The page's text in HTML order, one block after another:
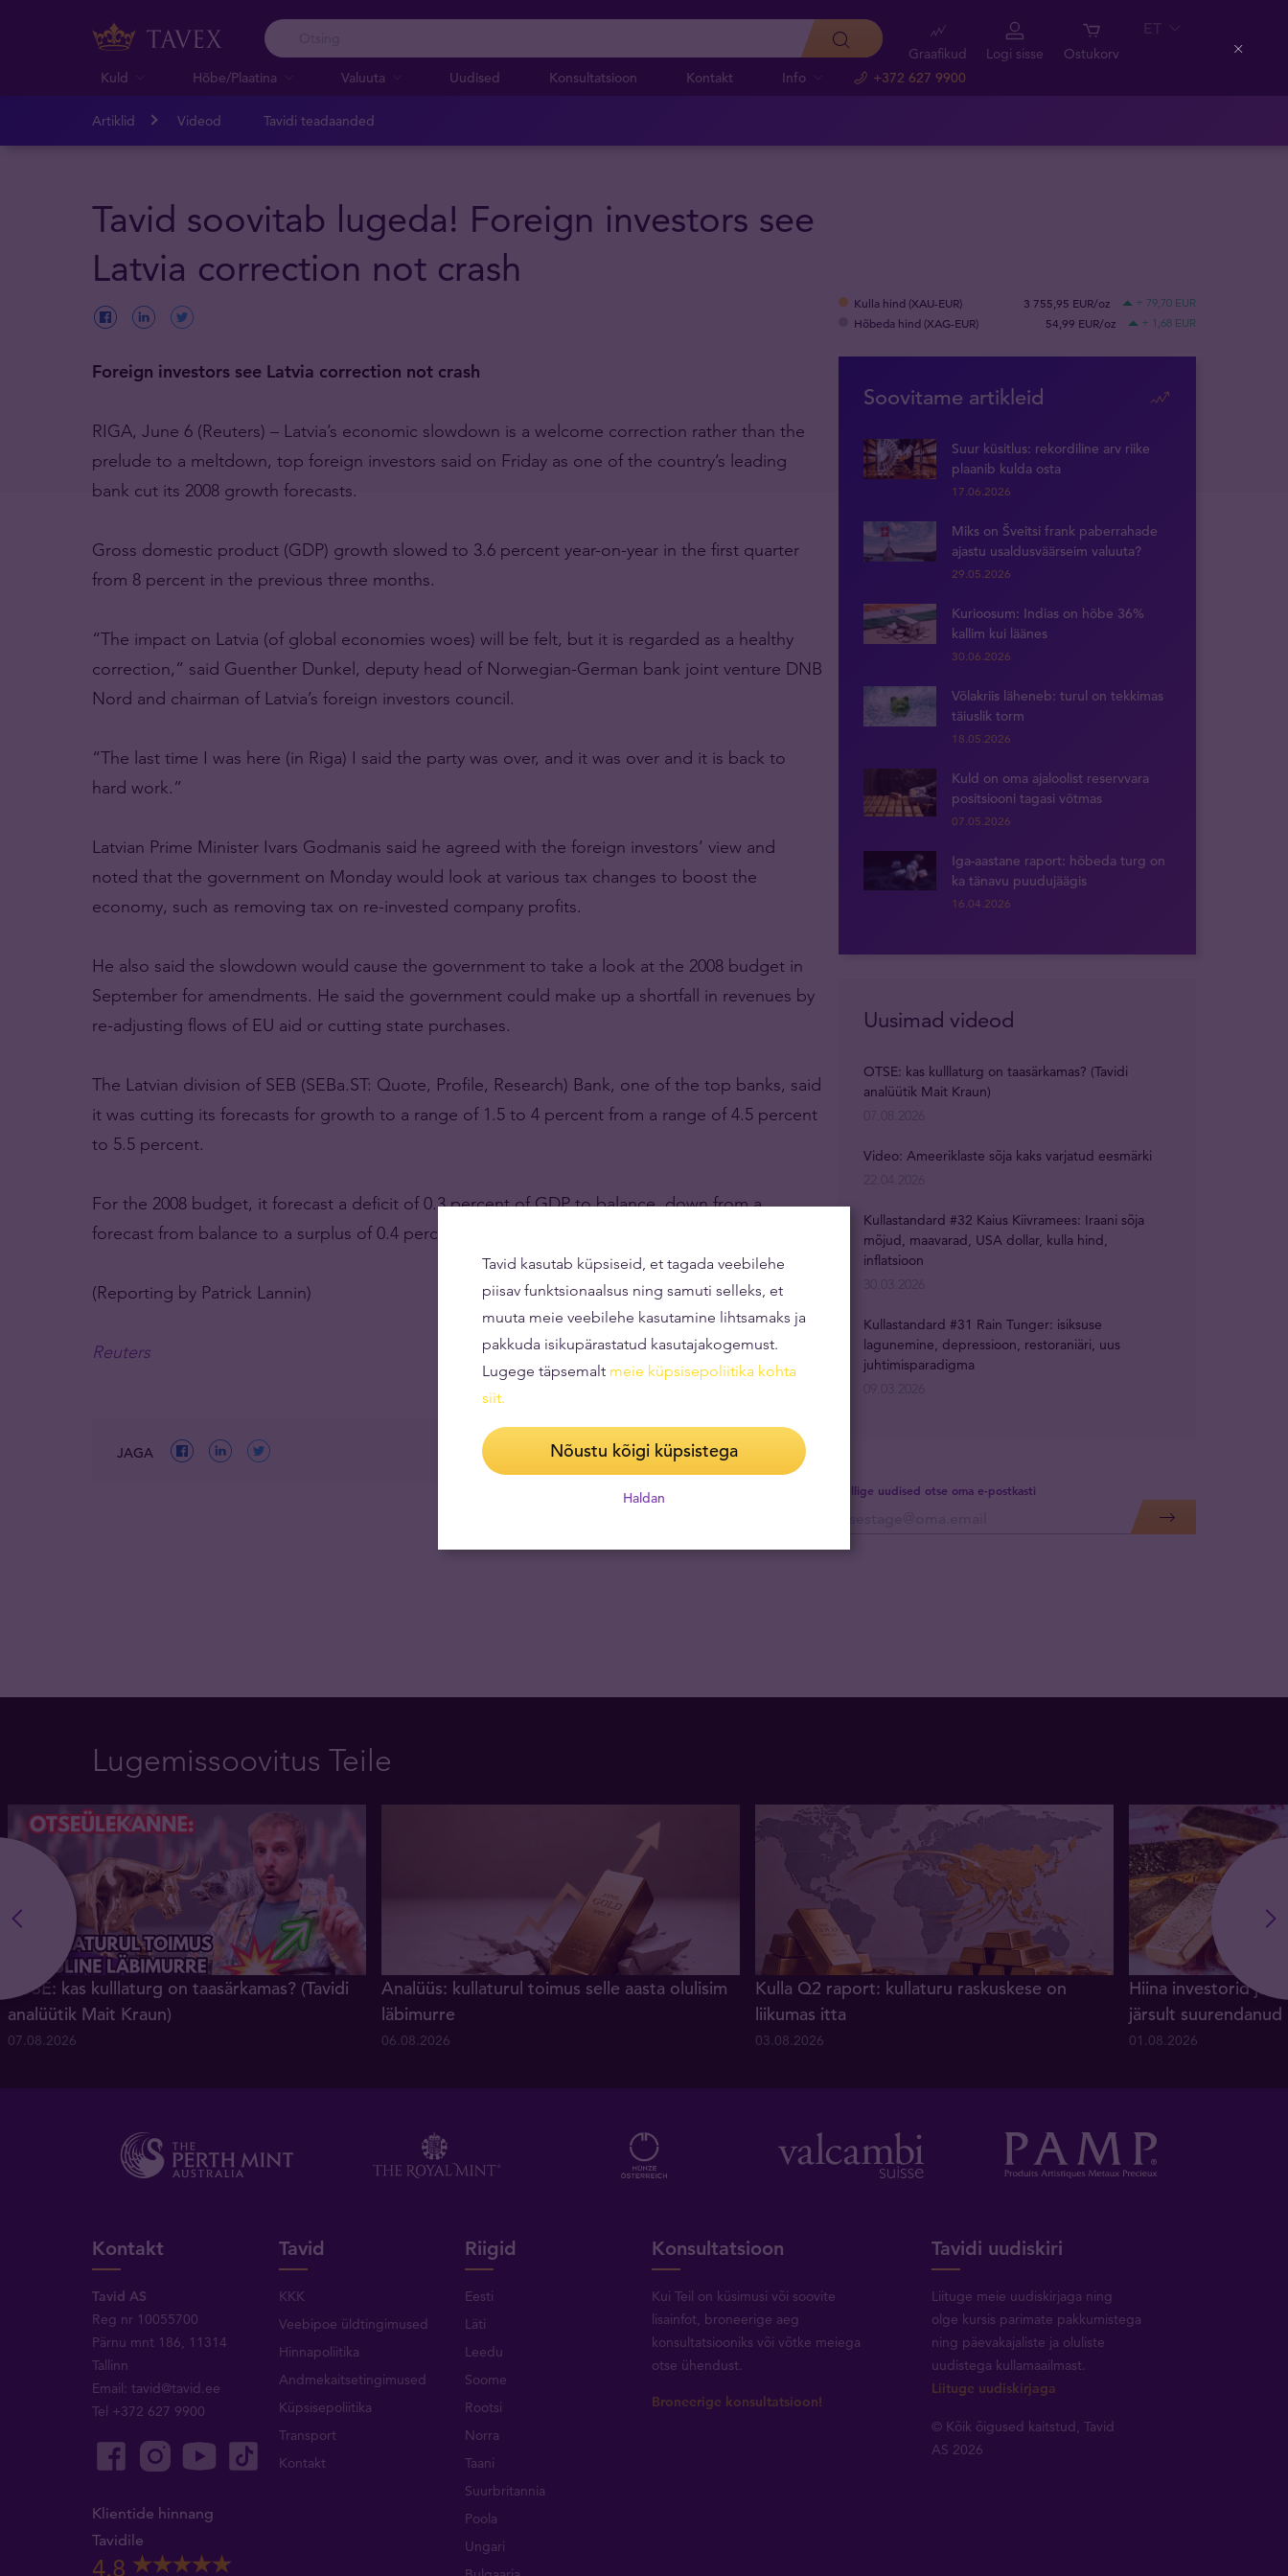
Kuld Hõbe/Plaatina Valuuta Uudised Konsultatsioon Kontakt Info +372 627 9900
Graafikud Logi sisse Ostukorv
ET
Artiklid Videod Tavidi teadaanded
Tavid soovitab lugeda! Foreign investors see
Latvia correction not crash
Kulla hind (XAU-EUR) 3 755,95 EUR/oz + 79,70 EUR
Hõbeda hind (XAG-EUR) 54,99 EUR/oz + 1,68 EUR
Foreign investors see Latvia correction not crash
RIGA, June 6 (Reuters) – Latvia’s economic slowdown is a welcome correction rather than the
prelude to a meltdown, top foreign investors said on Friday as one of the country’s leading
bank cut its 2008 growth forecasts.
Gross domestic product (GDP) growth slowed to 3.6 percent year-on-year in the first quarter
from 8 percent in the previous three months.
“The impact on Latvia (of global economies woes) will be felt, but it is regarded as a healthy
correction,” said Guenther Dunkel, deputy head of Norwegian-German bank joint venture DNB
Nord and chairman of Latvia’s foreign investors council.
“The last time I was here (in Riga) I said the party was over, and it was over and it is back to
hard work.”
Latvian Prime Minister Ivars Godmanis said he agreed with the foreign investors’ view and
noted that the government on Monday would look at various tax changes to boost the
economy, such as removing tax on re-invested company profits.
He also said the slowdown would cause the government to take a look at the 2008 budget in
September for amendments. He said the government could make up a shortfall in revenues by
re-adjusting flows of EU aid or cutting state purchases.
The Latvian division of SEB (SEBa.ST: Quote, Profile, Research) Bank, one of the top banks, said
it was cutting its forecasts for growth to a range of 1.5 to 4 percent from a range of 4.5 percent
to 5.5 percent.
For the 2008 budget, it forecast a deficit of 0.3 percent of GDP to balance, down from a
forecast from balance to a surplus of 0.4 percent.
(Reporting by Patrick Lannin)
Reuters
JAGA
Soovitame artikleid
Suur küsitlus: rekordiline arv riike
plaanib kulda osta
17.06.2026
Miks on Šveitsi frank paberrahade
ajastu usaldusväärseim valuuta?
29.05.2026
Kurioosum: Indias on hõbe 36%
kallim kui läänes
30.06.2026
Võlakriis läheneb: turul on tekkimas
täiuslik torm
18.05.2026
Kuld on oma ajaloolist reservvara
positsiooni tagasi võtmas
07.05.2026
Iga-aastane raport: hõbeda turg on
ka tänavu puudujäägis
16.04.2026
Tellige uudised otse oma e-postkasti
Uusimad videod
OTSE: kas kulllaturg on taasärkamas? (Tavidi
analüütik Mait Kraun)
Video: Ameeriklaste sõja kaks varjatud eesmärki
Kullastandard #32 Kaius Kiivramees: Iraani sõja
mõjud, maavarad, USA dollar, kulla hind,
inflatsioon
Kullastandard #31 Rain Tunger: isiksuse
lagunemine, depressioon, restoraniäri, uus
juhtimisparadigma
Lugemissoovitus Teile
OTSE: kas kulllaturg on taasärkamas? (Tavidi
analüütik Mait Kraun)
07.08.2026
Analüüs: kullaturul toimus selle aasta olulisim
läbimurre
06.08.2026
Kulla Q2 raport: kullaturu raskuskese on
liikumas itta
03.08.2026
Hiina investorid ja
järsult suurendanud
01.08.2026
Kontakt
Tavid AS
Reg nr 10055700
Pärnu mnt 186, 11314
Tallinn
Email:tavid@tavid.ee
Tel +372 627 9900
Klientide hinnang
Tavidile
4.8
Tavid
KKK
Veebipoe üldtingimused
Hinnapoliitika
Andmekaitsetingimused
Küpsisepoliitika
Transport
Kontakt
Riigid
Eesti
Läti
Leedu
Soome
Rootsi
Norra
Taani
Suurbritannia
Poola
Ungari
Konsultatsioon
Kui Teil on küsimusi või soovite
lisainfot, broneerige aeg
konsultatsiooniks või võtke meiega
otse ühendust.
Broneerige konsultatsioon!
Tavidi uudiskiri
Liituge meie uudiskirjaga ning
olge kursis parimate pakkumistega
ning päevakajaliste ja oluliste
uudistega kullamaailmast.
Liituge uudiskirjaga
© Kõik õigused kaitstud, Tavid
AS 2026
Tavid kasutab küpsiseid, et tagada veebilehe
piisav funktsionaalsus ning samuti selleks, et
muuta meie veebilehe kasutamine lihtsamaks ja
pakkuda isikupärastatud kasutajakogemust.
Lugege täpsemalt meie küpsisepoliitika kohta
siit.
Nõustu kõigi küpsistega
Haldan
Close